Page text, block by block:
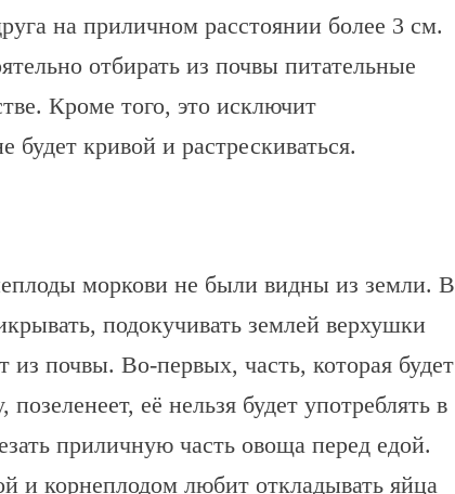
на приличном расстоянии более 3 см.
отбирать из почвы питательные
Кроме того, это исключит
кривой и растрескиваться.
моркови не были видны из земли. В
подокучивать землей верхушки
из почвы. Во-первых, часть, которая будет
позеленеет, её нельзя будет употреблять в
приличную часть овоща перед едой.
и корнеплодом любит откладывать яйца